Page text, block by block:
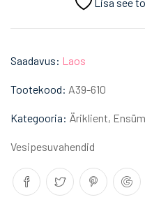
Saadavus: Laos
Tootekood: A39-610
Kategooria: Äriklient,
Vesipesuvahendid